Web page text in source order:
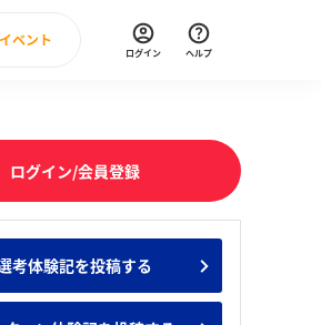
グ みんなのインターン人気企業ランキ
ー
イベント
直近のイベント一覧
ログイン ヘルプ
ログイン/会員登録
考体験記を投稿する